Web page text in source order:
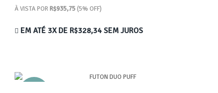
À VISTA PORR$935,75(5% OFF)
EM ATÉ 3X DE R$328,34 SEM JUROS